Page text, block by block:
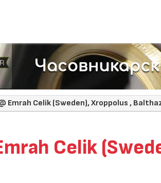
Emrah Celik (Sweden), Xroppolus ,
Celik